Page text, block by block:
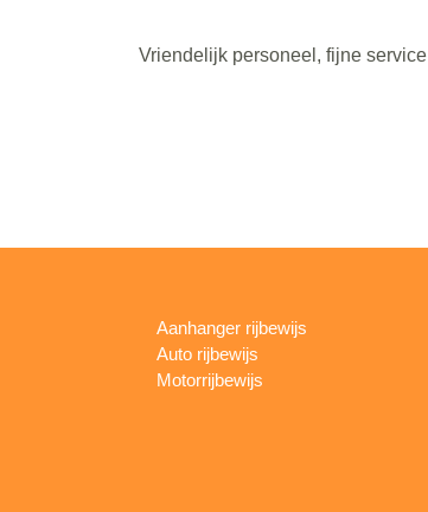
Vriendelijk personeel, fijne service
Aanhanger rijbewijs
Auto rijbewijs
Motorrijbewijs